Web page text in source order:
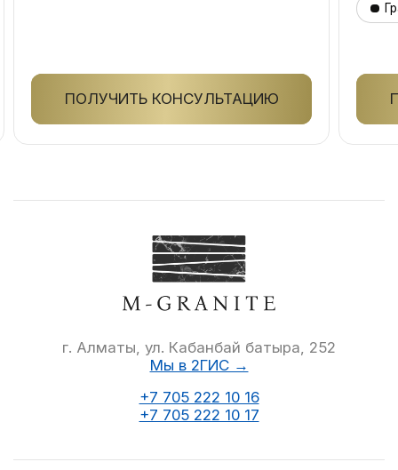
ПОЛУЧИТЬ КОНСУЛЬТАЦИЮ
г. Алматы, ул. Кабанбай батыра, 252
Мы в 2ГИС →
+7 705 222 10 16
+7 705 222 10 17